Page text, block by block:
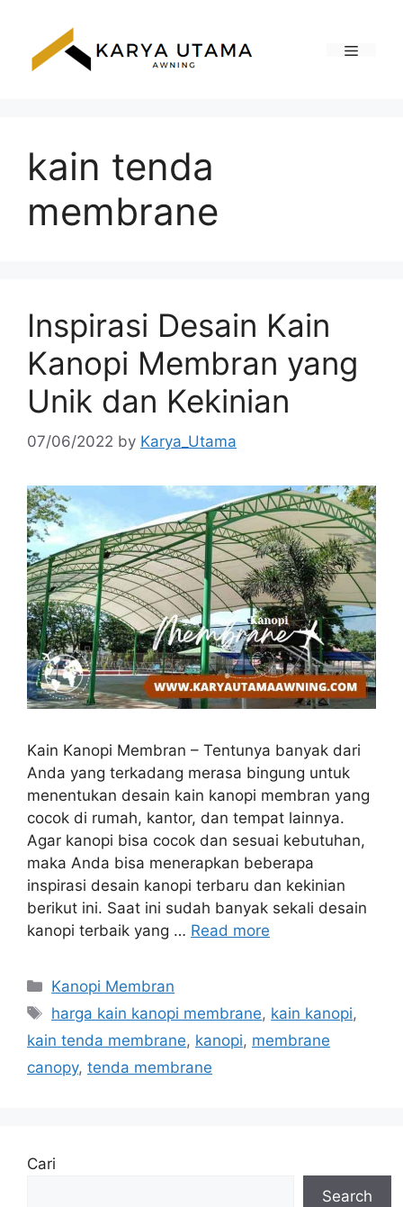
content
kain tenda
membrane
Inspirasi Desain Kain
Kanopi Membran yang
Unik dan Kekinian
07/06/2022 by Karya_Utama
Kain Kanopi Membran – Tentunya banyak dari
Anda yang terkadang merasa bingung untuk
menentukan desain kain kanopi membran yang
cocok di rumah, kantor, dan tempat lainnya.
Agar kanopi bisa cocok dan sesuai kebutuhan,
maka Anda bisa menerapkan beberapa
inspirasi desain kanopi terbaru dan kekinian
berikut ini. Saat ini sudah banyak sekali desain
kanopi terbaik yang … Read more
Categories
Kanopi Membran
Tags
harga kain kanopi membrane, kain kanopi,
kain tenda membrane, kanopi, membrane
canopy, tenda membrane
Cari
Search